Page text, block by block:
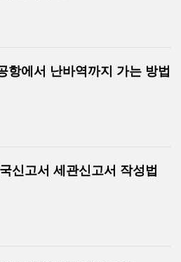
항에서 난바역까지 가는 방법
신고서 세관신고서 작성법